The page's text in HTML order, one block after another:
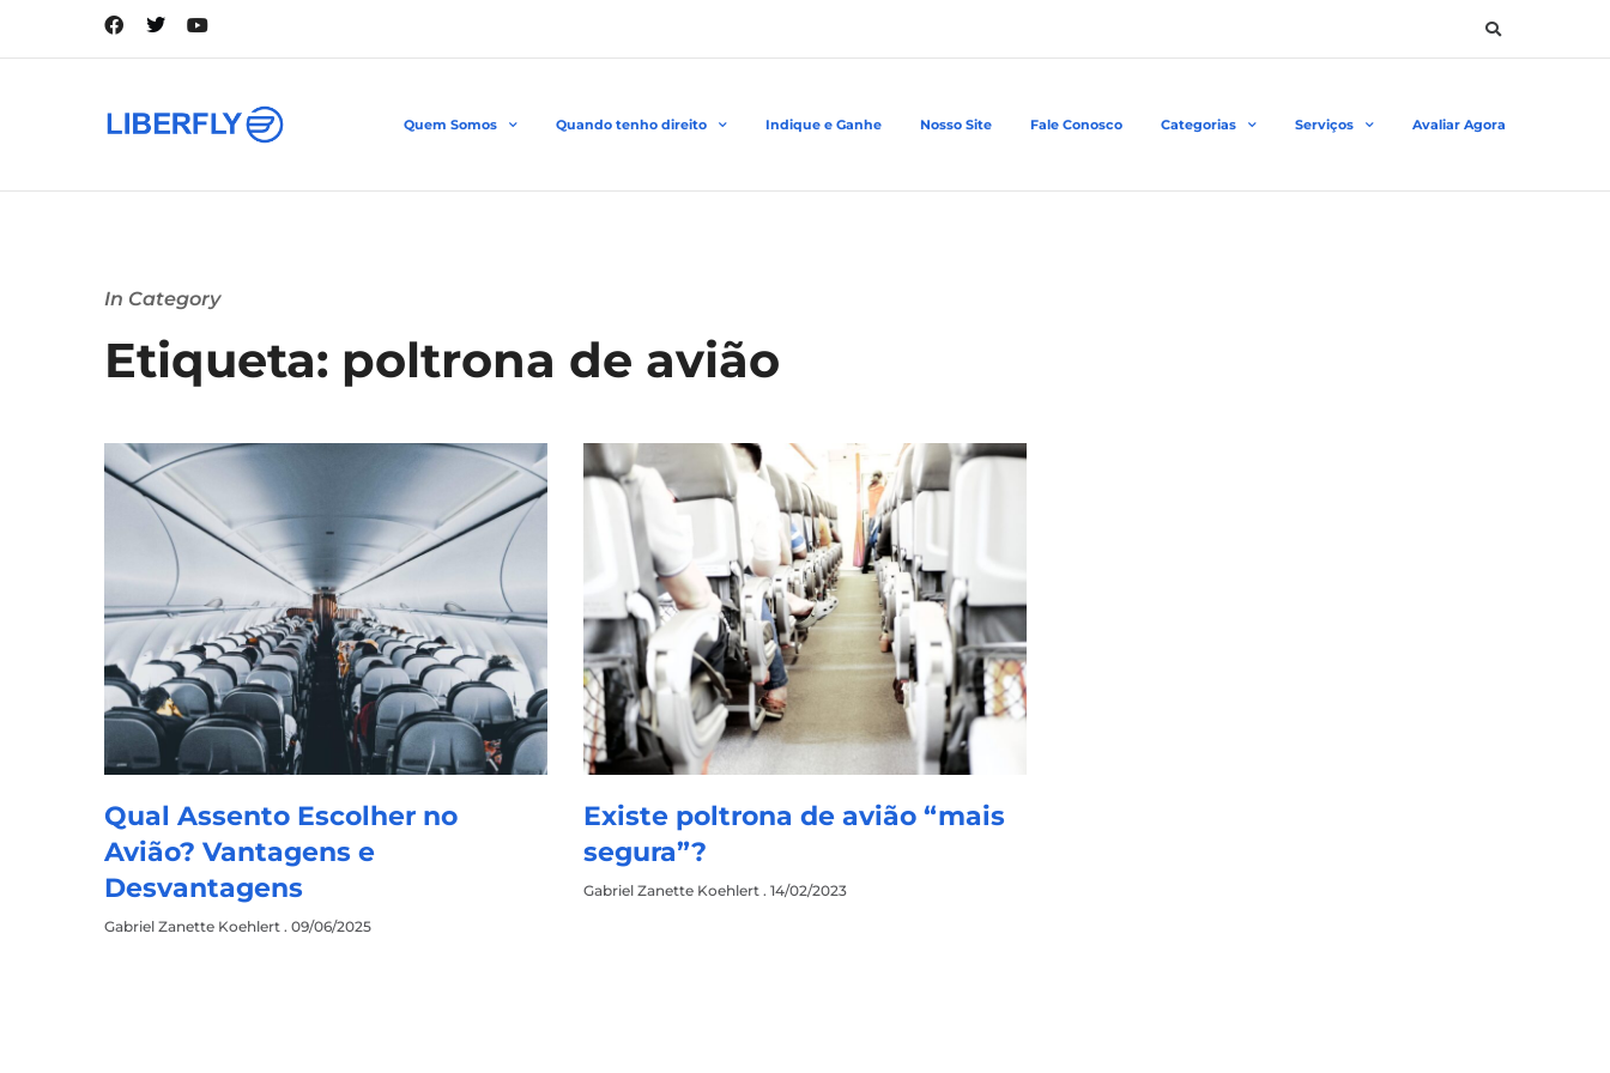
Quem Somos Quando tenho direito Indique e Ganhe Nosso Site Fale Conosco Categorias Serviços Avaliar Agora
In Category
Etiqueta: poltrona de avião
Qual Assento Escolher no
Avião? Vantagens e
Desvantagens
Gabriel Zanette Koehlert 09/06/2025
Existe poltrona de avião “mais
segura”?
Gabriel Zanette Koehlert 14/02/2023